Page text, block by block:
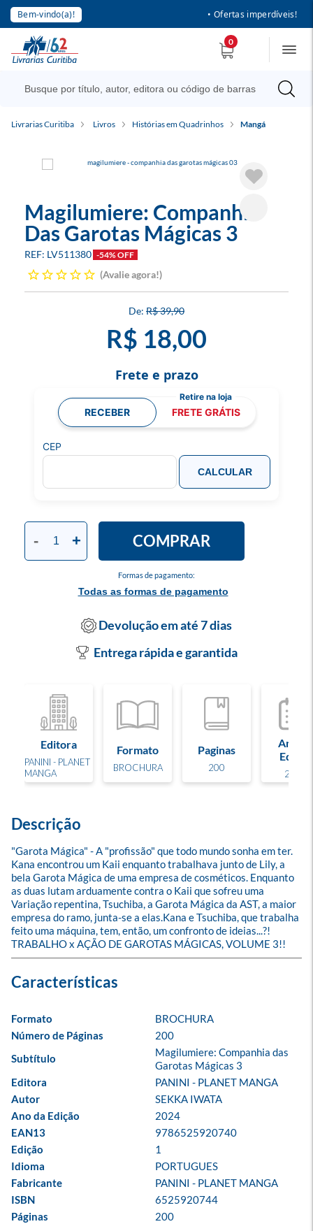
Bem-vindo(a)! • Ofertas imperdíveis!
0
Livrarias Curitiba Livros Histórias em Quadrinhos Mangá
Magilumiere: Companhia
Das Garotas Mágicas 3
LV511380 -54% OFF
Avalie agora!
R$ 39,90
R$ 18,00
Formas de pagamento:
Todas as formas de pagamento
- + COMPRAR
Frete e prazo
RECEBER FRETE GRÁTIS
CEP
CALCULAR
Devolução em até 7 dias
Entrega rápida e garantida
Editora
PANINI - PLANET
MANGA
Formato
BROCHURA
Paginas
200
Ano de
Edição
2024
Descrição
"Garota Mágica" - A "profissão" que todo mundo sonha em ter.
Kana encontrou um Kaii enquanto trabalhava junto de Lily, a
bela Garota Mágica de uma empresa de cosméticos. Enquanto
as duas lutam arduamente contra o Kaii que sofreu uma
Variação repentina, Tsuchiba, a Garota Mágica da AST, a maior
empresa do ramo, junta-se a elas.Kana e Tsuchiba, que trabalha
feito uma máquina, tem, então, um confronto de ideias...?!
TRABALHO x AÇÃO DE GAROTAS MÁGICAS, VOLUME 3!!
Formato
BROCHURA
Número de Páginas
200
Subtítulo
Magilumiere: Companhia das
Garotas Mágicas 3
Editora
PANINI - PLANET MANGA
Autor
SEKKA IWATA
Ano da Edição
2024
EAN13
9786525920740
Edição
1
Idioma
PORTUGUES
Fabricante
PANINI - PLANET MANGA
ISBN
6525920744
Páginas
200